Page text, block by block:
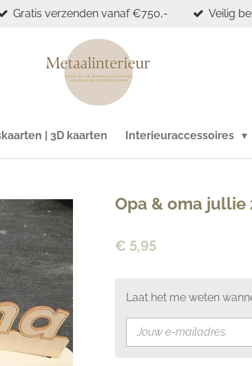
Gratis verzenden vanaf €750,- Veilig
| 3D kaarten Interieuraccessoires
Opa & oma
€ 5,95
Laat het me weten